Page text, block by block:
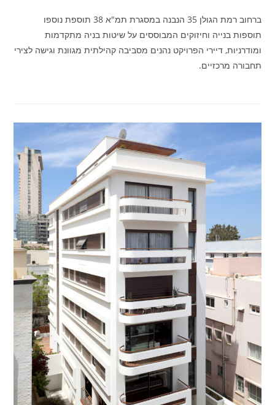
ברחוב רמת הגולן 35 הנבנה במסגרת תמ"א 38 תוספת נוספו
תוספות בנייה וחיזוקים המבוססים על שיטות בניה מתקדמות
ומודרניות, דיירי הפרויקט נהנים מסביבה קהילתית מגוונת וגישה לצירי
תחבורה מרכזיים.